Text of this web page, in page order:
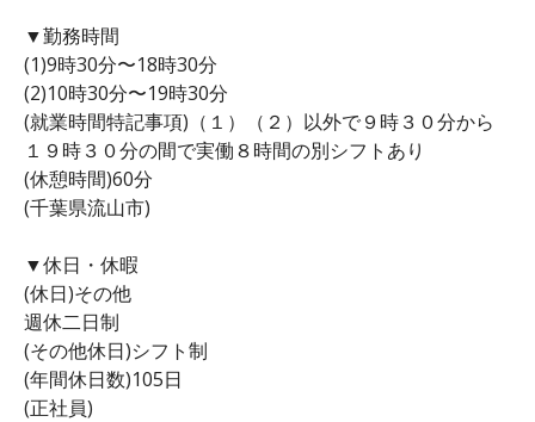
▼勤務時間
(1)9時30分〜18時30分
(2)10時30分〜19時30分
(就業時間特記事項)（１）（２）以外で９時３０分から
１９時３０分の間で実働８時間の別シフトあり
(休憩時間)60分
(千葉県流山市)
▼休日・休暇
(休日)その他
週休二日制
(その他休日)シフト制
(年間休日数)105日
(正社員)